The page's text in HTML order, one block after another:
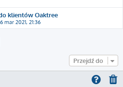
klientów Oaktree
mar 2021, 21:36
Przejdź do